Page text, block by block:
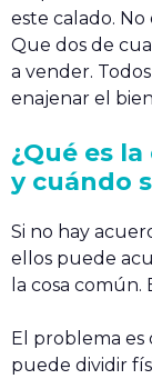
este calado.
Que dos de
a vender.
enajenar el
¿Qué es
y cuándo
Si no hay
ellos puede
la cosa
El problema
puede dividir